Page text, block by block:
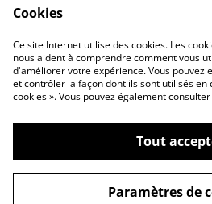
Données
personnelles
©2026Les créas de Pounette
Cookies
Ce site Internet utilise des cookies. Les
nous aident à comprendre comment vous
d'améliorer votre expérience. Vous pouvez
et contrôler la façon dont ils sont utilisés en
cookies ». Vous pouvez également
Tout
Paramètres de